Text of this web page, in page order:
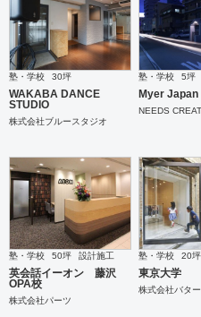
塾・学校 30坪
WAKABA DANCE
STUDIO
株式会社ブルースタジオ
塾・学校 5坪
Myer Japan
NEEDS
塾・学校 50坪 設計施工
英会話イーオン 藤沢
OPA校
株式会社パーツ
塾・学校 20坪
東京大学
株式会社バター